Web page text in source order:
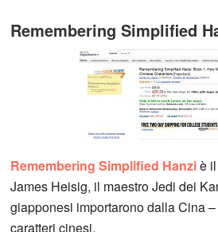
Remembering Simplified
Remembering Simplified Hanziè
James Heisig, il maestro Jedi dei
giapponesi importarono dalla Cina
caratteri cinesi.